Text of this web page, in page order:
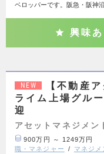
ベロッパーです。阪急・阪神
興味あ
NEW
【不動産
ライム上場グル
迎
アセットマネジメン
900万円 ～ 1249万円
職・マネジャー
マネジメ